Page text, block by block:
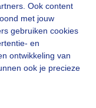
Ook content
met jouw
gebruiken cookies
en
ontwikkeling van
ook je precieze